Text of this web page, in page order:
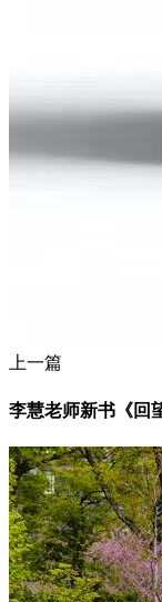
上一篇
李慧老师新书《回